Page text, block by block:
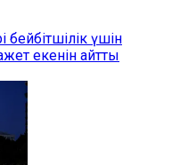
бейбітшілік үшін
екенін айтты